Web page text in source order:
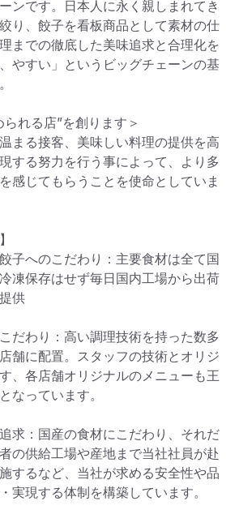
ンです。日本人に永く親しまれてき
り、餃子を看板商品として素材の仕
までの徹底した美味追求と合理化を
やすい」というビッグチェーンの基
られる店”を創ります＞
まる接客、美味しい料理の提供を高
する努力を行う事によって、より多
感じてもらうことを使命としていま
子へのこだわり：主要食材は全て国
凍保存はせず毎日国内工場から出荷
供
だわり：高い調理技術を持った数多
舗に配置。スタッフの技術とオリジ
、各店舗オリジナルのメニューも王
なっています。
求：国産の食材にこだわり、それだ
の供給工場や産地まで当社社員が赴
するなど、当社が求める安全性や品
実現する体制を構築しています。